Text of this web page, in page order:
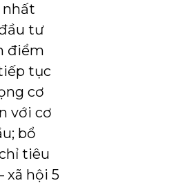
nhất
tư
điểm
tục
cơ
với cơ
bổ
tiêu
xã hội 5